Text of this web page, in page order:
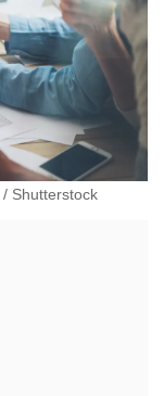
/ Shutterstock